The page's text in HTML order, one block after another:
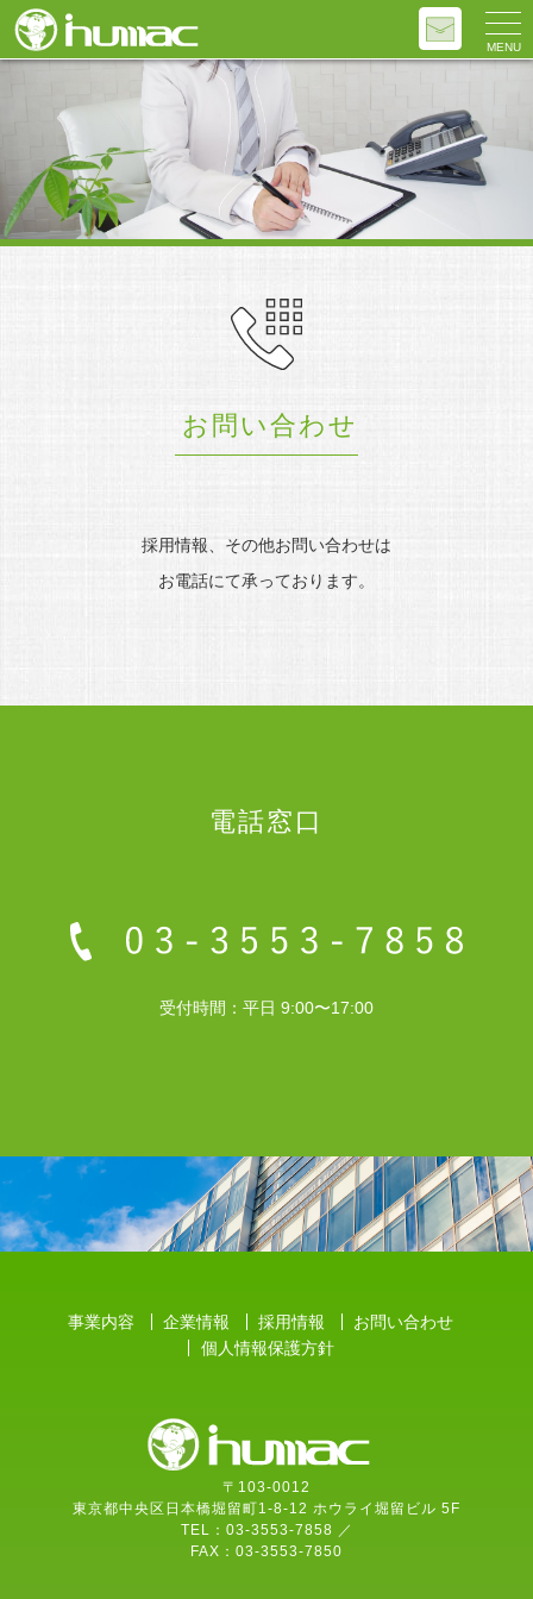
お問い合わせ
採用情報、その他お問い合わせは
お電話にて承っております。
電話窓口
受付時間：平日 9:00〜17:00
事業内容 企業情報 採用情報
お問い合わせ
個人情報保護方針
〒103-0012
東京都中央区日本橋堀留町1-8-12 ホウライ堀留ビル 5F
TEL：03-3553-7858 ／
FAX：03-3553-7850
MENU